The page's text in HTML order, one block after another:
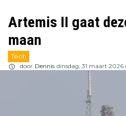
Artemis II gaat
maan
Tech
door Dennis dinsdag, 31 maart 2026